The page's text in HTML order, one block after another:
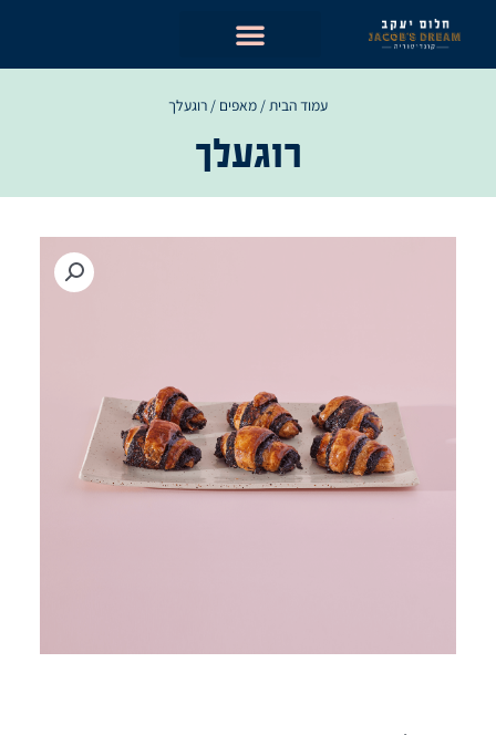
עמוד הבית/ מאפים / רוגעלך
רוגעלך